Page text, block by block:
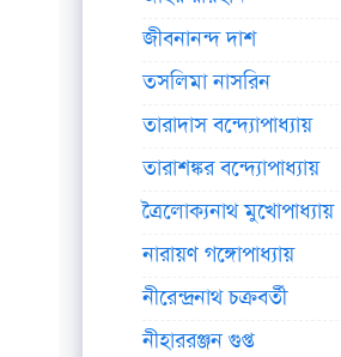
জীবনানন্দ দাশ
তসলিমা নাসরিন
তারাদাস বন্দ্যোপাধ্যায়
তারাশঙ্কর বন্দ্যোপাধ্যায়
ত্রৈলোক্যনাথ মুখোপাধ্যায়
নারায়ণ গঙ্গোপাধ্যায়
নীরেন্দ্রনাথ চক্রবর্তী
নীহাররঞ্জন গুপ্ত